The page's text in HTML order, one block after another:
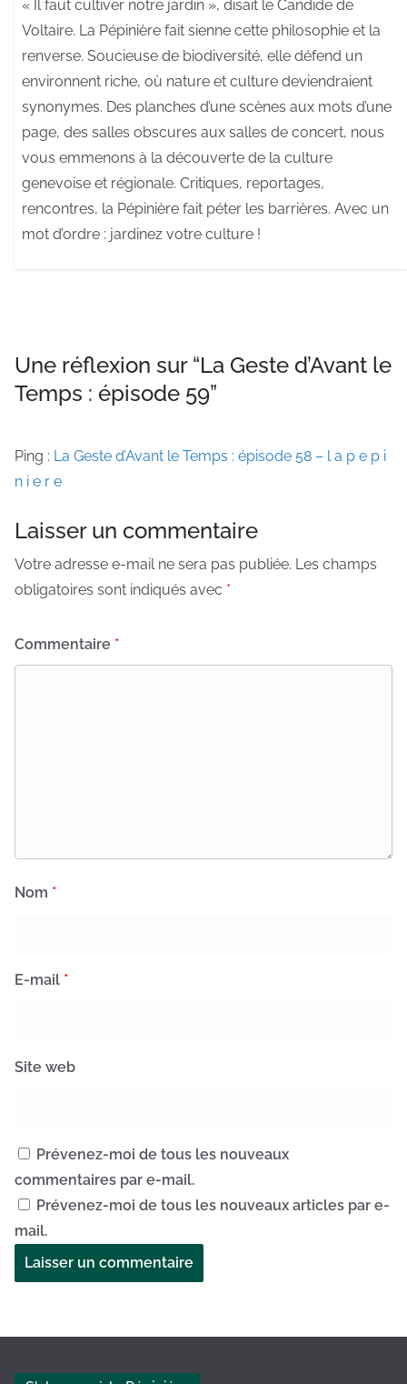
« Il faut cultiver notre jardin », disait le Candide de
Voltaire. La Pépinière fait sienne cette philosophie et la
renverse. Soucieuse de biodiversité, elle défend un
environnent riche, où nature et culture deviendraient
synonymes. Des planches d’une scènes aux mots d’une
page, des salles obscures aux salles de concert, nous
vous emmenons à la découverte de la culture
genevoise et régionale. Critiques, reportages,
rencontres, la Pépinière fait péter les barrières. Avec un
mot d’ordre : jardinez votre culture !
Une réflexion sur “La Geste d’Avant le
Temps : épisode 59”
Ping : La Geste d’Avant le Temps : épisode 58 – l a p e p i
n i e r e
Laisser un commentaire
Votre adresse e-mail ne sera pas publiée. Les champs
obligatoires sont indiqués avec *
Commentaire *
Nom *
E-mail *
Site web
Prévenez-moi de tous les nouveaux
commentaires par e-mail.
Prévenez-moi de tous les nouveaux articles par e-
mail.
e